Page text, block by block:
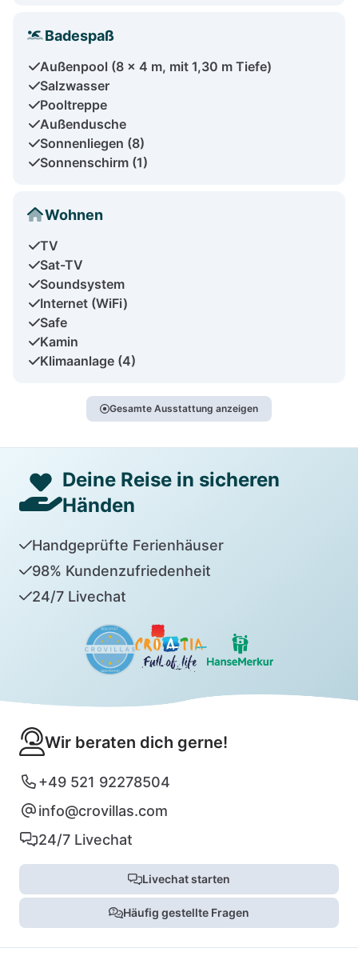
Badespaß
Außenpool (8 x 4 m, mit 1,30 m Tiefe)
Salzwasser
Pooltreppe
Außendusche
Sonnenliegen (8)
Sonnenschirm (1)
Wohnen
TV
Sat-TV
Soundsystem
Internet (WiFi)
Safe
Kamin
Klimaanlage (4)
Gesamte Ausstattung anzeigen
Deine Reise in sicheren
Händen
Handgeprüfte Ferienhäuser
98% Kundenzufriedenheit
24/7 Livechat
Wir beraten dich gerne!
+49 521 92278504
info@crovillas.com
24/7 Livechat
Livechat starten
Häufig gestellte Fragen